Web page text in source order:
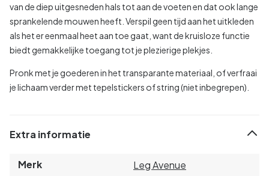
van de diep uitgesneden hals tot aan de voeten en dat ook lange
sprankelende mouwen heeft. Verspil geen tijd aan het uitkleden
als het er eenmaal heet aan toe gaat, want de kruisloze functie
biedt gemakkelijke toegang tot je plezierige plekjes.
Pronk met je goederen in het transparante materiaal, of verfraai
je lichaam verder met tepelstickers of string (niet inbegrepen).
Extra informatie
Merk
Leg Avenue